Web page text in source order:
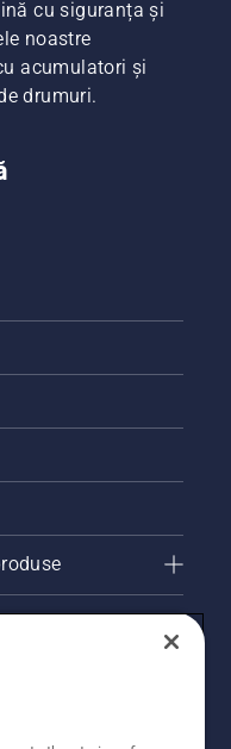
cu siguranța și
noastre
acumulatori și
drumuri.